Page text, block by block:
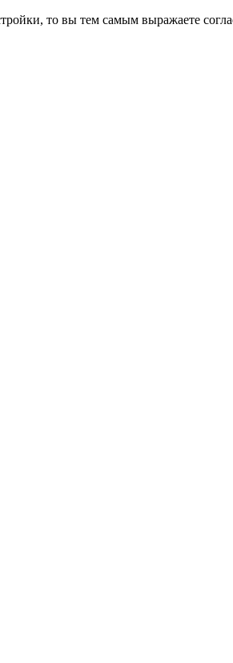
то вы тем самым выражаете